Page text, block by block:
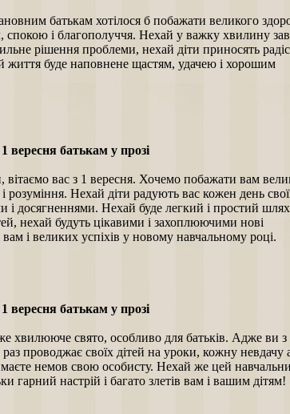
батькам хотілося б побажати великого
спокою і благополуччя. Нехай у важку хвилину
рішення проблеми, нехай діти приносять
життя буде наповнене щастям, удачею і хорошим
вересня батькам у прозі
вітаємо вас з 1 вересня. Хочемо побажати вам
і розуміння. Нехай діти радують вас кожен день
і досягненнями. Нехай буде легкий і простий шлях
нехай будуть цікавими і захоплюючими нові
вам і великих успіхів у новому навчальному році.
вересня батькам у прозі
хвилююче свято, особливо для батьків. Адже ви з
проводжає своїх дітей на уроки, кожну невдачу
немов свою особисту. Нехай же цей
гарний настрій і багато злетів вам і вашим дітям!